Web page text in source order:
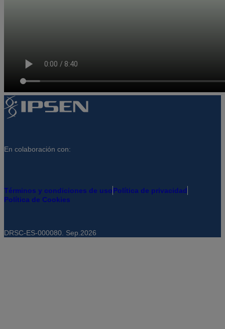
En colaboración con:
Términos y condiciones de usoPolítica de privacidad
Política de Cookies
DRSC-ES-000080. Sep.2026